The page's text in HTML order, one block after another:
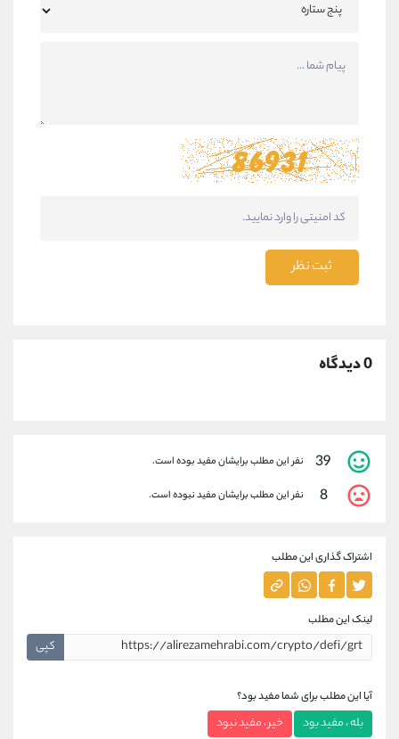
ثبت نظر
0 دیدگاه
39 نفر این مطلب برایشان مفید بوده است.
8 نفر این مطلب برایشان مفید نبوده است.
اشتراک گذاری این مطلب
لینک این مطلب
کپی
آیا این مطلب برای شما مفید بود؟
بله ، مفید بود خیر ، مفید نبود